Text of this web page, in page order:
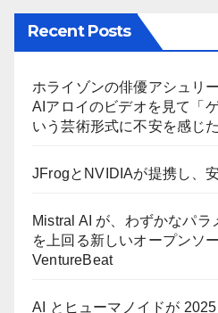
Recent Posts
ホライゾンの俳優アシュリ
AIアロイのビデオを見て「
いう芸術形式に不安を感じ
JFrogとNVIDIAが提携し、
Mistral AI が、わずかなパラ
を上回る新しいオープンソ
VentureBeat
AI とヒューマノイドが